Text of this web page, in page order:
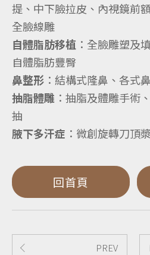
提、中下臉拉皮、內視鏡前
全臉線雕
自體脂肪移植 ：全臉雕塑及
自體脂肪豐臀
鼻整形 ：結構式隆鼻、各式
抽脂體雕 ：抽脂及體雕手術
抽
腋下多汗症 ：微創旋轉刀頂
回首頁
PREV